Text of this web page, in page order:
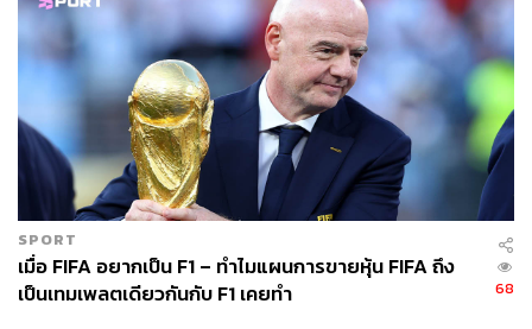
SPORT
เมื่อ FIFA อยากเป็น F1 – ทำไมแผนการขายหุ้น FIFA ถึง
เป็นเทมเพลตเดียวกันกับ F1 เคยทำ
68